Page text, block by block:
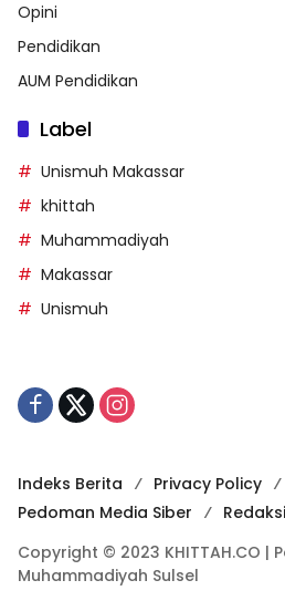
Opini
Pendidikan
AUM Pendidikan
Label
Unismuh Makassar
khittah
Muhammadiyah
Makassar
Unismuh
Indeks Berita
Privacy Policy
Pedoman Media Siber
Redaksi
Copyright © 2023 KHITTAH.CO |
Muhammadiyah Sulsel